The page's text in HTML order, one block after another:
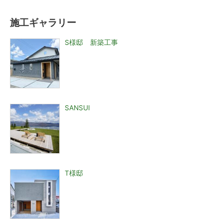
施工ギャラリー
S様邸 新築工事
SANSUI
T様邸